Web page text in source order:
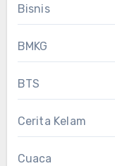
Bisnis
BMKG
BTS
Cerita Kelam
Cuaca